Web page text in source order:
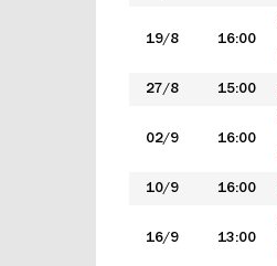
19/8 16:00
27/8 15:00
02/9 16:00
10/9 16:00
16/9 13:00